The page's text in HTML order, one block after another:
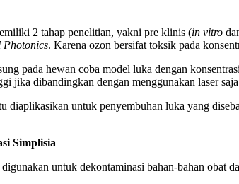
2 tahap penelitian, yakni pre klinis (in vitro
. Karena ozon bersifat toksik pada
pada hewan coba model luka dengan
jika dibandingkan dengan menggunakan laser
diaplikasikan untuk penyembuhan luka yang
Simplisia
untuk dekontaminasi bahan-bahan obat